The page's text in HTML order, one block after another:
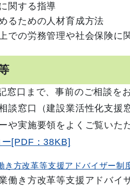
関する指導
るための人材育成方法
での労務管理や社会保険に
窓口まで、事前のご相談を
口（建設業活性化支援窓
や実施要領をよくご覧いた
[PDF：38KB]
き方改革等支援アドバイザー制
働き方改革等支援アドバイ